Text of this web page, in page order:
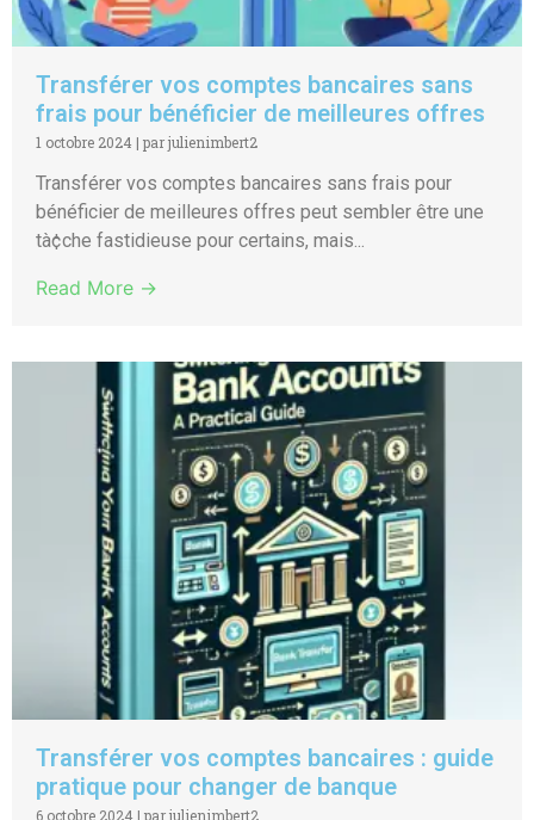
Transférer vos comptes bancaires sans
frais pour bénéficier de meilleures offres
1 octobre 2024 | par julienimbert2
Transférer vos comptes bancaires sans frais pour
bénéficier de meilleures offres peut sembler être une
tà¢che fastidieuse pour certains, mais...
Read More →
Transférer vos comptes bancaires : guide
pratique pour changer de banque
6 octobre 2024 | par julienimbert2